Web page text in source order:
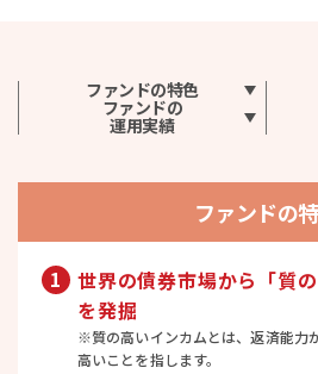
ファンドの特色
ファンドの
運用実績
ファンドの
1 世界の債券市場から 「質
を発掘
※質の高いインカムとは、返済能力
高いことを指します。